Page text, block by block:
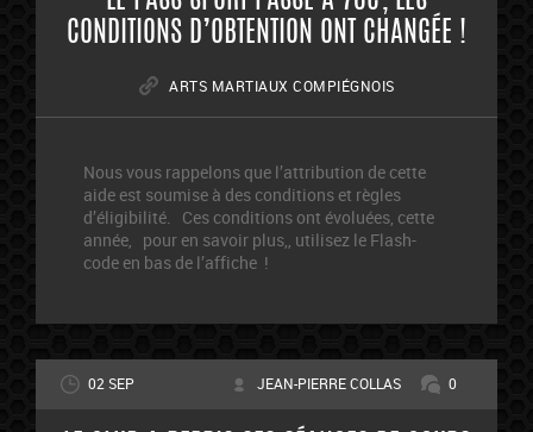
CONDITIONS D’OBTENTION ONT CHANGÉE !
ARTS MARTIAUX COMPIÉGNOIS
Nous vous rappelons que l’attribution de cette
aide est soumise à des conditions et règles
d’éligibilité. Ces conditions ont évoluées, cette
année, pour en savoir plus,, utilisez le Flash-
code en bas de l’affiche !
02 SEP JEAN-PIERRE COLLAS 0